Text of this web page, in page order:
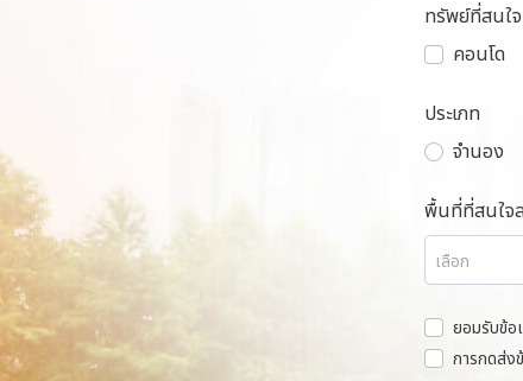
ทรัพย์ที่สนใ
คอนโด
ประเภท
จำนอง
พื้นที่ที่สนใจ
เลือก
ยอมรับข้อ
การกดส่ง